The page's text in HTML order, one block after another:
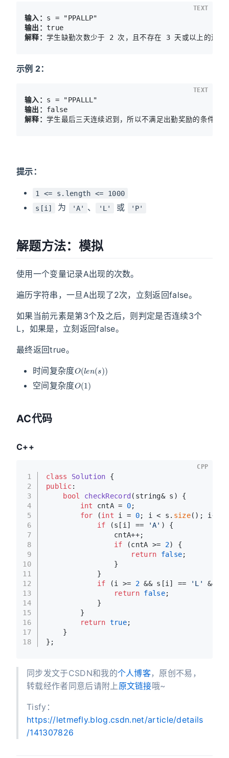
输入：
输出：
解释：
TEXT
示例 2：
输入：
输出：
解释：
TEXT
提示：
1 <= s.length <= 1000
s[i]
为 'A' 、 'L' 或 'P'
解题方法：模拟
使用一个变量记录A出现的次数。
遍历字符串，一旦A出现了2次，立刻返回false。
如果当前元素是第3个及之后，则判定是否连续3个
L，如果是，立刻返回false。
最终返回true。
时间复杂度
空间复杂度
O (1)
AC代码
C++
1
2
3
4
5
6
7
8
9
10
11
12
13
14
15
16
17
18
class Solution {
public:
bool
checkRecord (string& s)
{
int cntA = 0;
for (int i = 0; i < s. size(); i++)
if (s[i] == 'A' ) {
                cntA++;
if (cntA >= 2) {
return
false;
                }
            }
if (i >= 2 && s[i] == 'L'
&&
return false;
            }
        }
return true;
    }
};
CPP
同步发文于CSDN和我的个人博客，原创不易，
转载经作者同意后请附上 原文链接哦~
Tisfy：
https://letmefly.blog.csdn.net/article/details
/141307826